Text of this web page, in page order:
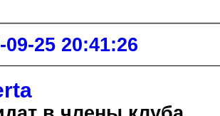
09-25 20:41:26